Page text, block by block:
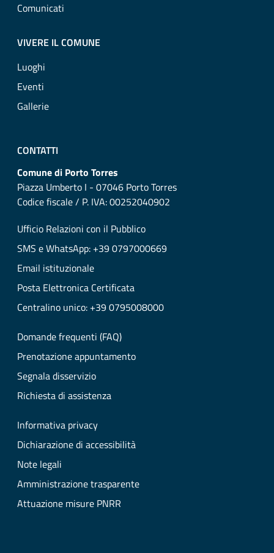
Comunicati
VIVERE IL COMUNE
Luoghi
Eventi
Gallerie
CONTATTI
Comune di Porto Torres
Piazza Umberto I - 07046 Porto Torres
Codice fiscale / P. IVA: 00252040902
Ufficio Relazioni con il Pubblico
SMS e WhatsApp: +39 0797000669
Email istituzionale
Posta Elettronica Certificata
Centralino unico: +39 0795008000
Domande frequenti (FAQ)
Prenotazione appuntamento
Segnala disservizio
Richiesta di assistenza
Informativa privacy
Dichiarazione di accessibilità
Note legali
Amministrazione trasparente
Attuazione misure PNRR